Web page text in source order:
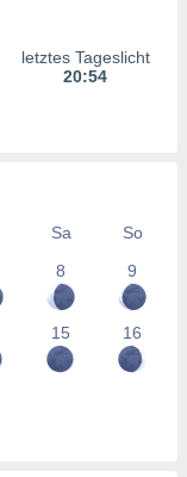
letztes Tageslicht
20:54
Sa
So
8 9
15 16